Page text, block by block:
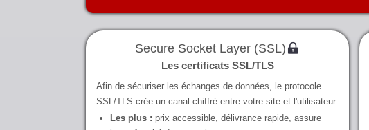
Secure Socket Layer (SSL)
Les certificats SSL/TLS
Afin de sécuriser les échanges de données, le protocole
SSL/TLS crée un canal chiffré entre votre site et l'utilisateur.
Les plus : prix accessible, délivrance rapide, assure